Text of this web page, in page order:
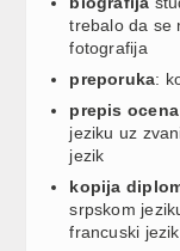
trebalo da se
fotografija
preporuka:
prepis ocena
jeziku uz
jezik
kopija
srpskom
francuski jezik